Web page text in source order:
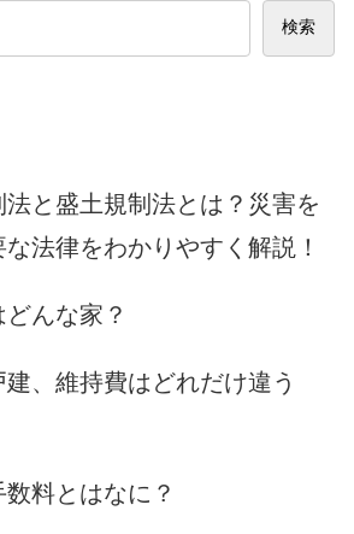
検索
と盛土規制法とは？災害を
法律をわかりやすく解説！
んな家？
、維持費はどれだけ違う
料とはなに？